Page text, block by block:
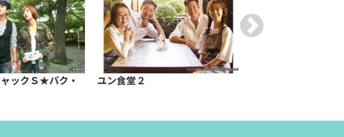
ックＳ★パク・
ユン食堂２